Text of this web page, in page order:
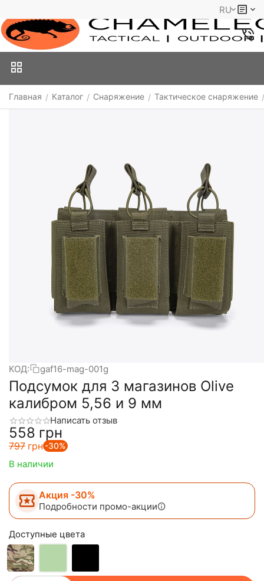
RU
Главная / Каталог / Снаряжение / Тактическое снаряжение /
КОД: gaf16-mag-001g
Подсумок для 3 магазинов Olive
калибром 5,56 и 9 мм
Написать отзыв
‍558‍ грн
‍797‍ грн -30%
В наличии
Акция -30%
Подробности промо-акции
Доступные цвета